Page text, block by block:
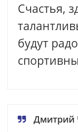
Счастья,
будут
Дмитрий